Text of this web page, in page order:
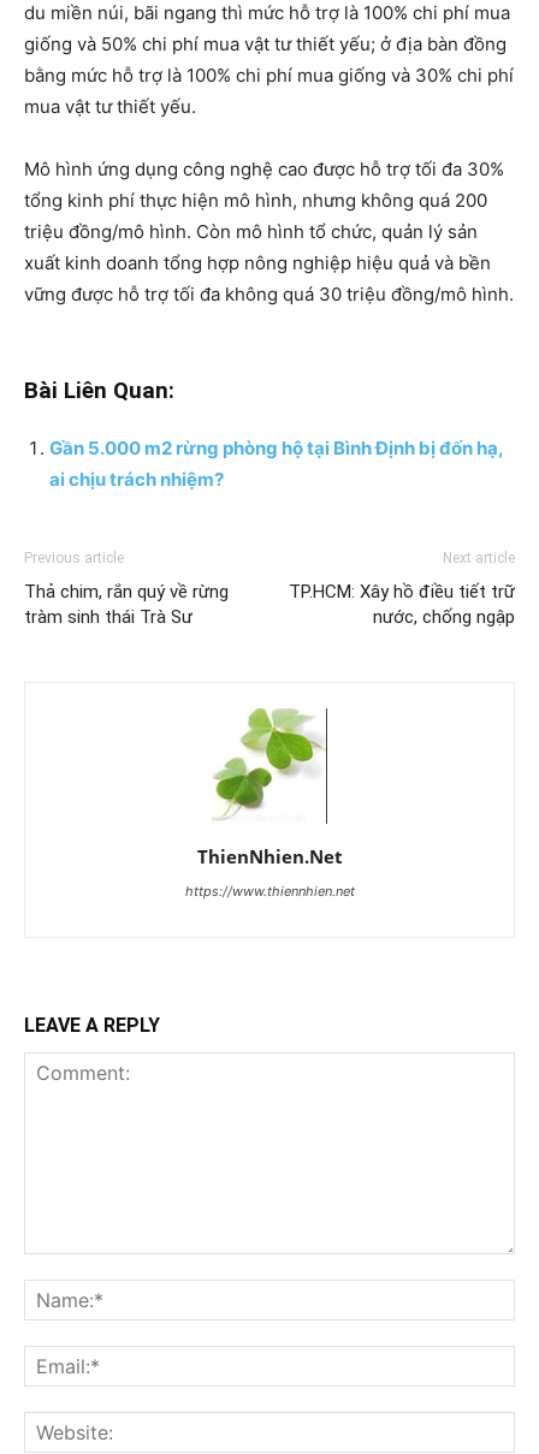
du miền núi, bãi ngang thì mức hỗ trợ là 100% chi phí mua
giống và 50% chi phí mua vật tư thiết yếu; ở địa bàn đồng
bằng mức hỗ trợ là 100% chi phí mua giống và 30% chi phí
mua vật tư thiết yếu.
Mô hình ứng dụng công nghệ cao được hỗ trợ tối đa 30%
tổng kinh phí thực hiện mô hình, nhưng không quá 200
triệu đồng/mô hình. Còn mô hình tổ chức, quản lý sản
xuất kinh doanh tổng hợp nông nghiệp hiệu quả và bền
vững được hỗ trợ tối đa không quá 30 triệu đồng/mô hình.
Bài Liên Quan:
Gần 5.000 m2 rừng phòng hộ tại Bình Định bị đốn hạ,
ai chịu trách nhiệm?
Previous article
Thả chim, rắn quý về rừng
tràm sinh thái Trà Sư
Next article
TP.HCM: Xây hồ điều tiết trữ
nước, chống ngập
ThienNhien.Net
https://www.thiennhien.net
LEAVE A REPLY